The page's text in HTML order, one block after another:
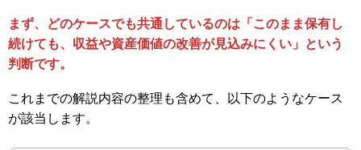
まず、どのケースでも共通しているのは「このまま保有し
続けても、収益や資産価値の改善が見込みにくい」という
判断です。
これまでの解説内容の整理も含めて、以下のようなケース
が該当します。